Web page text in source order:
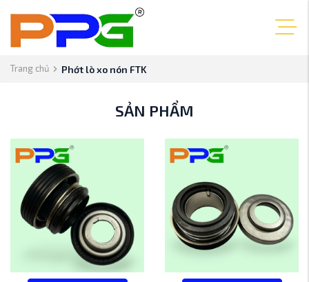
Trang chủ Phớt lò xo nón FTK
SẢN PHẨM